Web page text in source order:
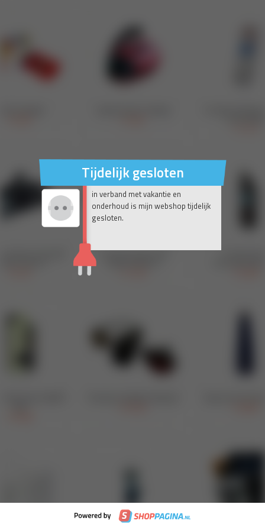
Tijdelijk gesloten
in verband met vakantie en
onderhoud is mijn webshop tijdelijk
gesloten.